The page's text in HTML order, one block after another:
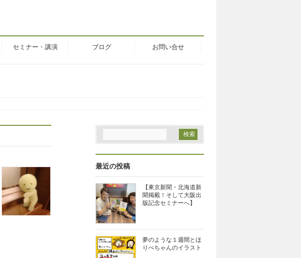
セミナー・講演 ブログ お問い合せ
最近の投稿
【東京新聞・北海道新
聞掲載！そして大阪出
版記念セミナーへ】
夢のような１週間とほ
りべちゃんのイラスト